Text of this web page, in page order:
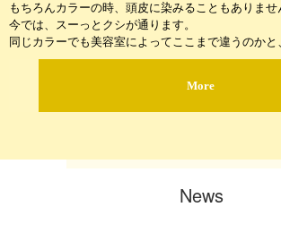
もちろんカラーの時、頭皮に染みることもありませ
今では、スーっとクシが通ります。
同じカラーでも美容室によってここまで違うのかと
More
News